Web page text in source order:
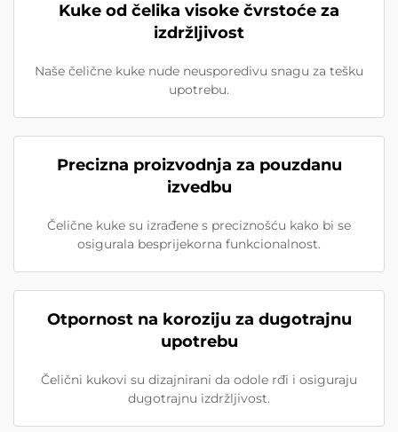
Kuke od čelika visoke čvrstoće za
izdržljivost
Naše čelične kuke nude neusporedivu snagu za tešku
upotrebu.
Precizna proizvodnja za pouzdanu
izvedbu
Čelične kuke su izrađene s preciznošću kako bi se
osigurala besprijekorna funkcionalnost.
Otpornost na koroziju za dugotrajnu
upotrebu
Čelični kukovi su dizajnirani da odole rđi i osiguraju
dugotrajnu izdržljivost.